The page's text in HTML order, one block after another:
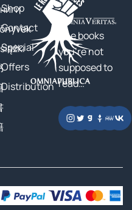
Shop
Contact
Special
Offers
Distribution
The books
you’re not
supposed to
read…